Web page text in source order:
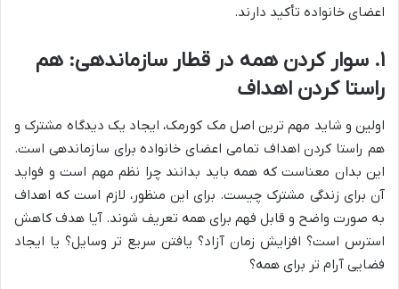
اعضای خانواده تأکید دارند.
۱. سوار کردن همه در قطار سازماندهی: هم
راستا کردن اهداف
اولین و شاید مهم ترین اصل مک کورمک، ایجاد یک دیدگاه مشترک و
هم راستا کردن اهداف تمامی اعضای خانواده برای سازماندهی است.
این بدان معناست که همه باید بدانند چرا نظم مهم است و فواید
آن برای زندگی مشترک چیست. برای این منظور، لازم است که اهداف
به صورت واضح و قابل فهم برای همه تعریف شوند. آیا هدف کاهش
استرس است؟ افزایش زمان آزاد؟ یافتن سریع تر وسایل؟ یا ایجاد
فضایی آرام تر برای همه؟